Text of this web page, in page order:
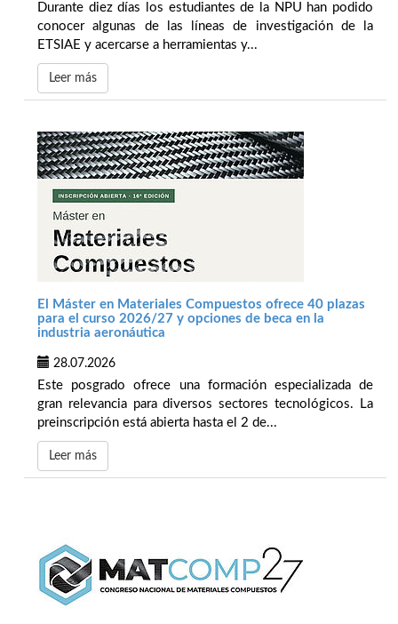
Durante diez días los estudiantes de la NPU han podido
conocer algunas de las líneas de investigación de la
ETSIAE y acercarse a herramientas y...
Leer más
El Máster en Materiales Compuestos ofrece 40 plazas
para el curso 2026/27 y opciones de beca en la
industria aeronáutica
28.07.2026
Este posgrado ofrece una formación especializada de
gran relevancia para diversos sectores tecnológicos. La
preinscripción está abierta hasta el 2 de...
Leer más